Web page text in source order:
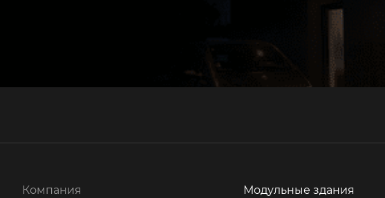
Компания Модульные здания